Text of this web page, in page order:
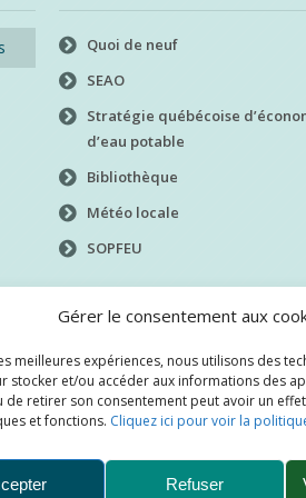
Gérer le consentement aux
meilleures expériences, nous utilisons des
stocker et/ou accéder aux informations des
de retirer son consentement peut avoir un
et fonctions. Cliquez ici pour voir la
Refuser
Quoi de neuf
SEAO
Stratégie québécoise
d’eau potable
Bibliothèque
Météo locale
SOPFEU